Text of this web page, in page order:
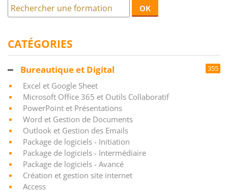
OK
CATÉGORIES
Bureautique et Digital 355
Excel et Google Sheet
Microsoft Office 365 et Outils Collaboratif
PowerPoint et Présentations
Word et Gestion de Documents
Outlook et Gestion des Emails
Package de logiciels - Initiation
Package de logiciels - Intermédiaire
Package de logiciels - Avancé
Création et gestion site internet
Access